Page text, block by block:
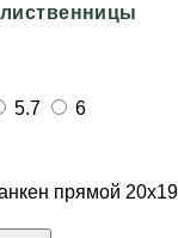
5.7
6
прямой